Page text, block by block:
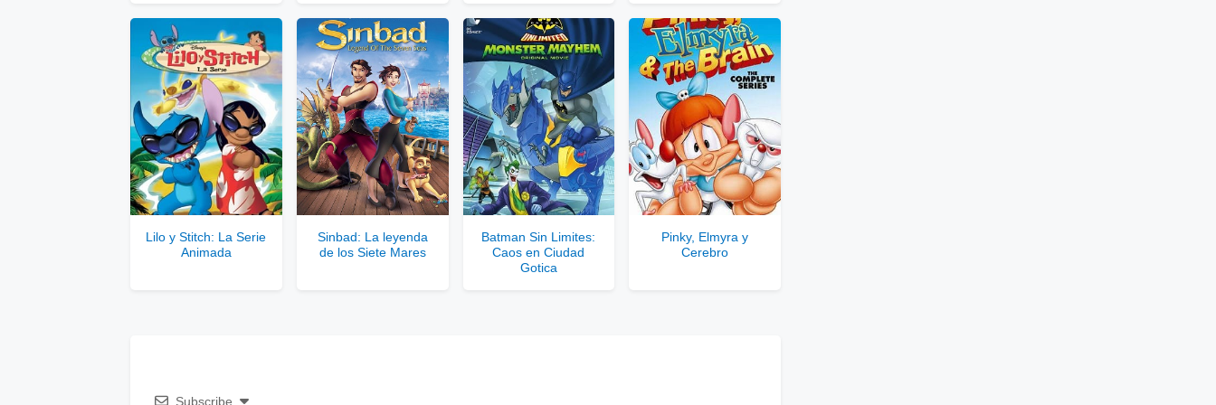
Comprar Cuenta VIP Aquí!
Lilo y Stitch: La Serie
Animada
Sinbad: La leyenda
de los Siete Mares
Batman Sin Limites:
Caos en Ciudad
Gotica
Pinky, Elmyra y
Cerebro
Subscribe